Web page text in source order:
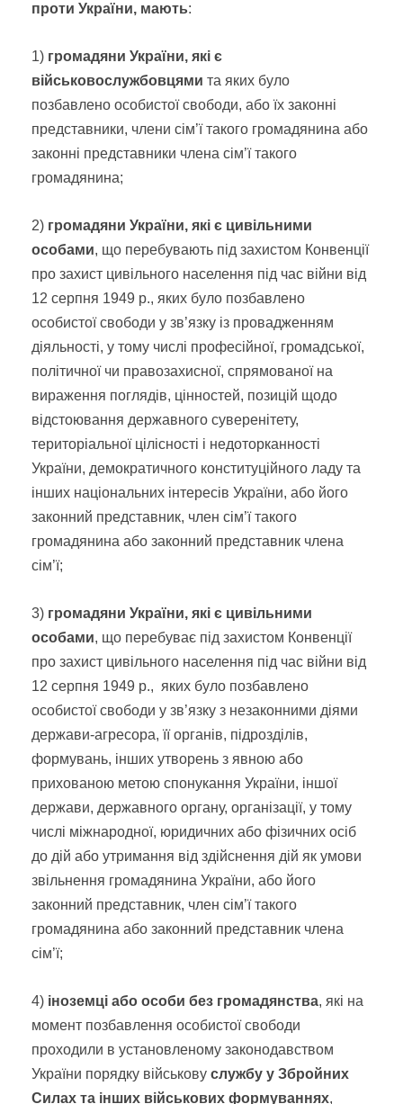
проти України, мають:
1) громадяни України, які є
військовослужбовцями та яких було
позбавлено особистої свободи, або їх законні
представники, члени сім’ї такого громадянина або
законні представники члена сім’ї такого
громадянина;
2) громадяни України, які є цивільними
особами, що перебувають під захистом Конвенції
про захист цивільного населення під час війни від
12 серпня 1949 р., яких було позбавлено
особистої свободи у зв’язку із провадженням
діяльності, у тому числі професійної, громадської,
політичної чи правозахисної, спрямованої на
вираження поглядів, цінностей, позицій щодо
відстоювання державного суверенітету,
територіальної цілісності і недоторканності
України, демократичного конституційного ладу та
інших національних інтересів України, або його
законний представник, член сім’ї такого
громадянина або законний представник члена
сім’ї;
3) громадяни України, які є цивільними
особами, що перебуває під захистом Конвенції
про захист цивільного населення під час війни від
12 серпня 1949 р., яких було позбавлено
особистої свободи у зв’язку з незаконними діями
держави-агресора, її органів, підрозділів,
формувань, інших утворень з явною або
прихованою метою спонукання України, іншої
держави, державного органу, організації, у тому
числі міжнародної, юридичних або фізичних осіб
до дій або утримання від здійснення дій як умови
звільнення громадянина України, або його
законний представник, член сім’ї такого
громадянина або законний представник члена
сім’ї;
4) іноземці або особи без громадянства, які на
момент позбавлення особистої свободи
проходили в установленому законодавством
України порядку військову службу у Збройних
Силах та інших військових формуваннях,